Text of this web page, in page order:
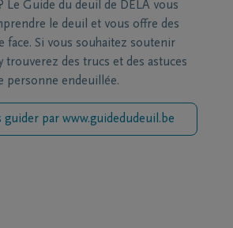
Le Guide du deuil de DELA vous
le deuil et vous offre des
face. Si vous souhaitez soutenir
trouverez des trucs et des astuces
personne endeuillée.
guider par www.guidedudeuil.be